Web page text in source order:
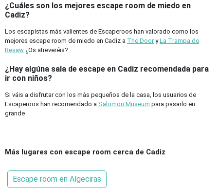
¿Cuáles son los mejores escape room de miedo en
Cadiz?
Los escapistas más valientes de Escaperoos han valorado como los
mejores escape room de miedo en Cadiz a The DooryLa Trampa de
Resaw ¿Os atreveréis?
¿Hay algúna sala de escape en Cadiz recomendada para
ir con niños?
Si váis a disfrutar con los más pequeños de la casa, los usuarios de
Escaperoos han recomendado a Salomon Museum para pasarlo en
grande
Más lugares con escape room cerca de Cadiz
Escape room en Algeciras